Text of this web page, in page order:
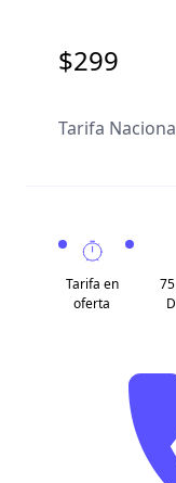
$299
Tarifa
Tarifa en
oferta